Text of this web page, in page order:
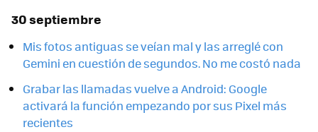
30 septiembre
Mis fotos antiguas se veían mal y las arreglé con
Gemini en cuestión de segundos. No me costó nada
Grabar las llamadas vuelve a Android: Google
activará la función empezando por sus Pixel más
recientes